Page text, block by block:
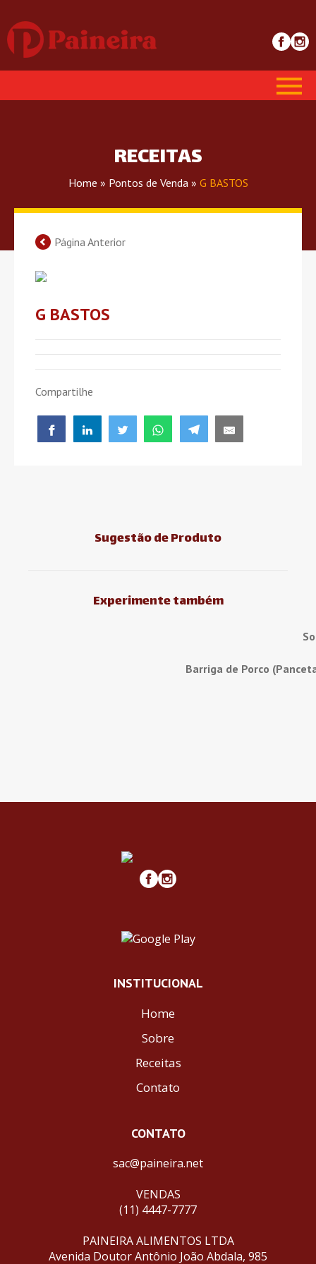
RECEITAS
Home » Pontos de Venda » G BASTOS
Página Anterior
G BASTOS
Compartilhe
Sugestão de Produto
Experimente também
Barriga de Porco
INSTITUCIONAL
Home
Sobre
Receitas
Contato
CONTATO
sac@paineira.net
VENDAS
(11) 4447-7777
PAINEIRA ALIMENTOS LTDA
Avenida Doutor Antônio João Abdala, 985